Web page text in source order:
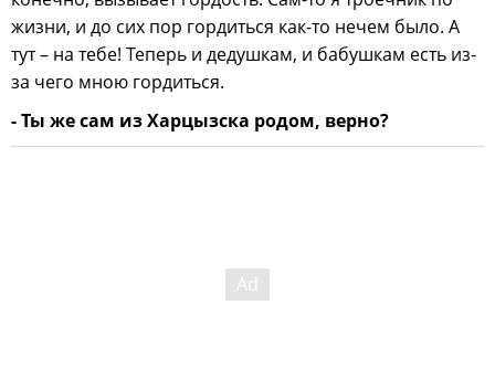
жизни, и до сих пор гордиться как-то нечем было. А
тут – на тебе! Теперь и дедушкам, и бабушкам есть из-
за чего мною гордиться.
- Ты же сам из Харцызска родом, верно?